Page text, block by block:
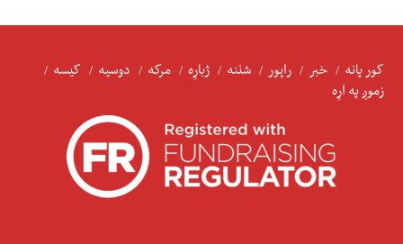
کور پانه خبر راپور شننه ژباړه مرکه دوسیه
کیسه
زموږ په اړه